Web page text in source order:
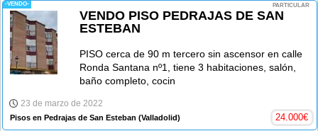
-VENDO- PARTICULAR
VENDO PISO PEDRAJAS DE SAN
ESTEBAN
PISO cerca de 90 m tercero sin ascensor en calle
Ronda Santana nº1, tiene 3 habitaciones, salón,
baño completo, cocin
23 de marzo de 2022
Pisos en Pedrajas de San Esteban (Valladolid) 24.000€